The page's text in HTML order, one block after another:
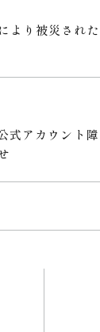
より被災された
式アカウント障